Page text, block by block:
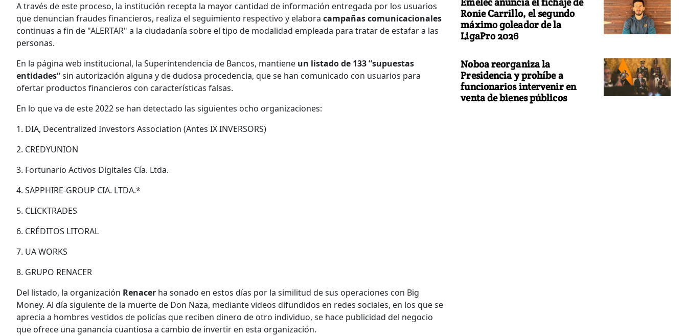
A través de este proceso, la institución recepta la mayor cantidad de información entregada por los usuarios
que denuncian fraudes financieros, realiza el seguimiento respectivo y elabora campañas comunicacionales
continuas a fin de "ALERTAR" a la ciudadanía sobre el tipo de modalidad empleada para tratar de estafar a las
personas.
En la página web institucional, la Superintendencia de Bancos, mantiene un listado de 133 “supuestas
entidades”sin autorización alguna y de dudosa procedencia, que se han comunicado con usuarios para
ofertar productos financieros con características falsas.
En lo que va de este 2022 se han detectado las siguientes ocho organizaciones:
1. DIA, Decentralized Investors Association (Antes IX INVERSORS)
2. CREDYUNION
3. Fortunario Activos Digitales Cía. Ltda.
4. SAPPHIRE-GROUP CIA. LTDA.*
5. CLICKTRADES
6. CRÉDITOS LITORAL
7. UA WORKS
8. GRUPO RENACER
Del listado, la organización Renacer ha sonado en estos días por la similitud de sus operaciones con Big
Money. Al día siguiente de la muerte de Don Naza, mediante videos difundidos en redes sociales, en los que se
aprecia a hombres vestidos de policías que reciben dinero de otro individuo, se hace publicidad del negocio
que ofrece una ganancia cuantiosa a cambio de invertir en esta organización.
Ronie Carrillo, el segundo
máximo goleador de la
LigaPro 2026
Noboa reorganiza la
Presidencia y prohíbe a
funcionarios intervenir en
venta de bienes públicos